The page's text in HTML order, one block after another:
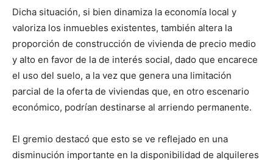
Dicha situación, si bien dinamiza la economía local y
valoriza los inmuebles existentes, también altera la
proporción de construcción de vivienda de precio medio
y alto en favor de la de interés social, dado que encarece
el uso del suelo, a la vez que genera una limitación
parcial de la oferta de viviendas que, en otro escenario
económico, podrían destinarse al arriendo permanente.
El gremio destacó que esto se ve reflejado en una
disminución importante en la disponibilidad de alquileres